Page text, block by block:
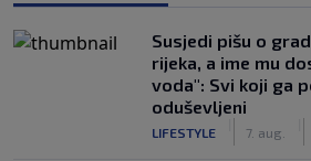
Susjedi pišu o
rijeka, a ime mu
voda": Svi koji ga
oduševljeni
LIFESTYLE 7. aug.